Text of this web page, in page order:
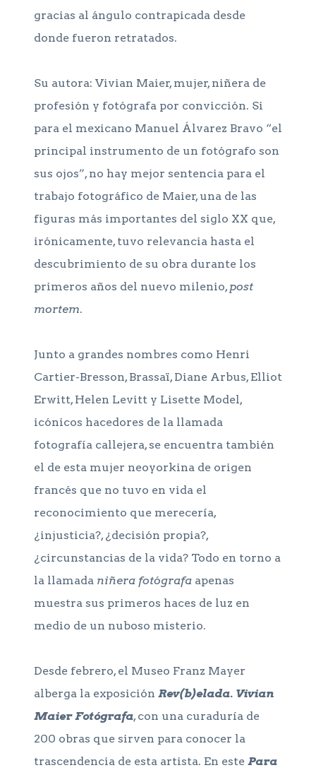
gracias al ángulo contrapicada desde
donde fueron retratados.
Su autora: Vivian Maier, mujer, niñera de
profesión y fotógrafa por convicción. Si
para el mexicano Manuel Álvarez Bravo “el
principal instrumento de un fotógrafo son
sus ojos”, no hay mejor sentencia para el
trabajo fotográfico de Maier, una de las
figuras más importantes del siglo XX que,
irónicamente, tuvo relevancia hasta el
descubrimiento de su obra durante los
primeros años del nuevo milenio, post
mortem.
Junto a grandes nombres como Henri
Cartier-Bresson, Brassaï, Diane Arbus, Elliot
Erwitt, Helen Levitt y Lisette Model,
icónicos hacedores de la llamada
fotografía callejera, se encuentra también
el de esta mujer neoyorkina de origen
francés que no tuvo en vida el
reconocimiento que merecería,
¿injusticia?, ¿decisión propia?,
¿circunstancias de la vida? Todo en torno a
la llamada niñera fotógrafa apenas
muestra sus primeros haces de luz en
medio de un nuboso misterio.
Desde febrero, el Museo Franz Mayer
alberga la exposición Rev(b)elada. Vivian
Maier Fotógrafa, con una curaduría de
200 obras que sirven para conocer la
trascendencia de esta artista. En este Para